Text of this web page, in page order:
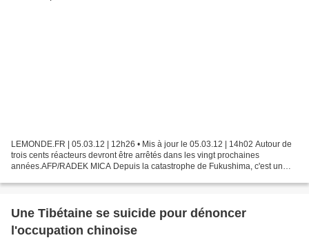
LEMONDE.FR | 05.03.12 | 12h26 • Mis à jour le 05.03.12 | 14h02 Autour de
trois cents réacteurs devront être arrêtés dans les vingt prochaines
années.AFP/RADEK MICA Depuis la catastrophe de Fukushima, c'est un
Une Tibétaine se suicide pour dénoncer
l'occupation chinoise